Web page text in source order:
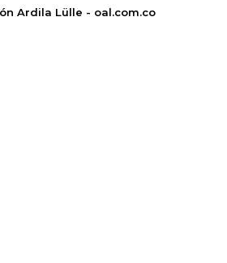
Ardila Lülle - oal.com.co